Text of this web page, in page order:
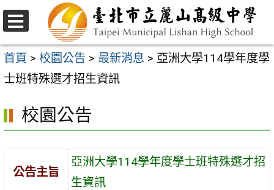
跳
至
主
要
容
區
選
單
首頁 > 校園公告 > 最新消息 > 亞洲大學114學年度學
士班特殊選才招生資訊
校園公告
公告主旨
亞洲大學114學年度學士班特殊選才招
生資訊